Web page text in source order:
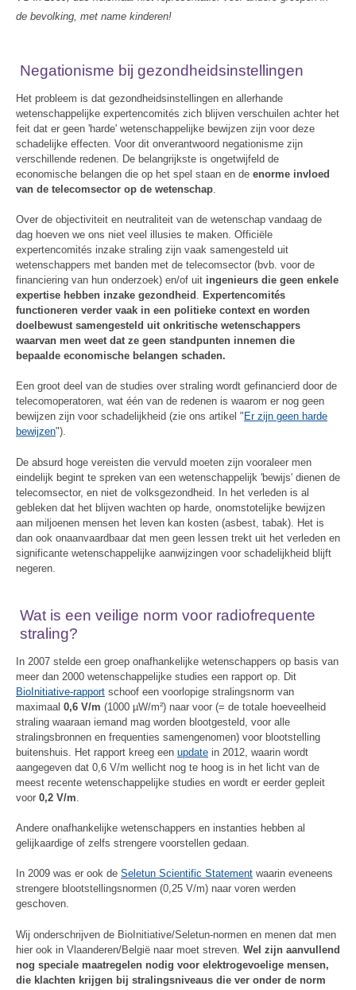
de bevolking, met name kinderen!
Negationisme bij gezondheidsinstellingen
Het probleem is dat gezondheidsinstellingen en allerhande
wetenschappelijke expertencomités zich blijven verschuilen achter het
feit dat er geen 'harde' wetenschappelijke bewijzen zijn voor deze
schadelijke effecten. Voor dit onverantwoord negationisme zijn
verschillende redenen. De belangrijkste is ongetwijfeld de
economische belangen die op het spel staan en de enorme invloed
van de telecomsector op de wetenschap.
Over de objectiviteit en neutraliteit van de wetenschap vandaag de
dag hoeven we ons niet veel illusies te maken. Officiële
expertencomités inzake straling zijn vaak samengesteld uit
wetenschappers met banden met de telecomsector (bvb. voor de
financiering van hun onderzoek) en/of uit ingenieurs die geen enkele
expertise hebben inzake gezondheid . Expertencomités
functioneren verder vaak in een politieke context en worden
doelbewust samengesteld uit onkritische wetenschappers
waarvan men weet dat ze geen standpunten innemen die
bepaalde economische belangen schaden.
Een groot deel van de studies over straling wordt gefinancierd door de
telecomoperatoren, wat één van de redenen is waarom er nog geen
bewijzen zijn voor schadelijkheid (zie ons artikel " Er zijn geen harde
bewijzen").
De absurd hoge vereisten die vervuld moeten zijn vooraleer men
eindelijk begint te spreken van een wetenschappelijk 'bewijs' dienen de
telecomsector, en niet de volksgezondheid. In het verleden is al
gebleken dat het blijven wachten op harde, onomstotelijke bewijzen
aan miljoenen mensen het leven kan kosten (asbest, tabak). Het is
dan ook onaanvaardbaar dat men geen lessen trekt uit het verleden en
significante wetenschappelijke aanwijzingen voor schadelijkheid blijft
negeren.
Wat is een veilige norm voor radiofrequente
straling?
In 2007 stelde een groep onafhankelijke wetenschappers op basis van
meer dan 2000 wetenschappelijke studies een rapport op. Dit
BioInitiative-rapport schoof een voorlopige stralingsnorm van
maximaal 0,6 V/m (1000 µW/m²) naar voor (= de totale hoeveelheid
straling waaraan iemand mag worden blootgesteld, voor alle
stralingsbronnen en frequenties samengenomen) voor blootstelling
buitenshuis. Het rapport kreeg een update in 2012, waarin wordt
aangegeven dat 0,6 V/m wellicht nog te hoog is in het licht van de
meest recente wetenschappelijke studies en wordt er eerder gepleit
voor 0,2 V/m.
Andere onafhankelijke wetenschappers en instanties hebben al
gelijkaardige of zelfs strengere voorstellen gedaan.
In 2009 was er ook de Seletun Scientific Statement waarin eveneens
strengere blootstellingsnormen (0,25 V/m) naar voren werden
geschoven.
Wij onderschrijven de BioInitiative/Seletun-normen en menen dat men
hier ook in Vlaanderen/België naar moet streven. Wel zijn aanvullend
nog speciale maatregelen nodig voor elektrogevoelige mensen,
die klachten krijgen bij stralingsniveaus die ver onder de norm